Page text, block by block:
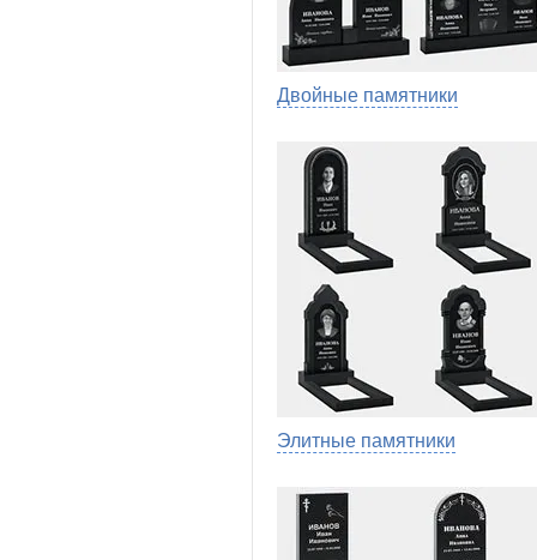
Двойные памятники
Элитные памятники